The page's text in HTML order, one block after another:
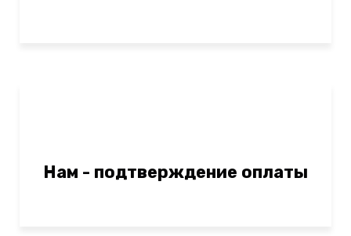
Нам - подтверждение оплаты